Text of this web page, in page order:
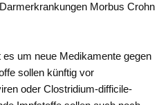
Morbus Crohn
um neue Medikamente gegen
sollen künftig vor
oder Clostridium-difficile-